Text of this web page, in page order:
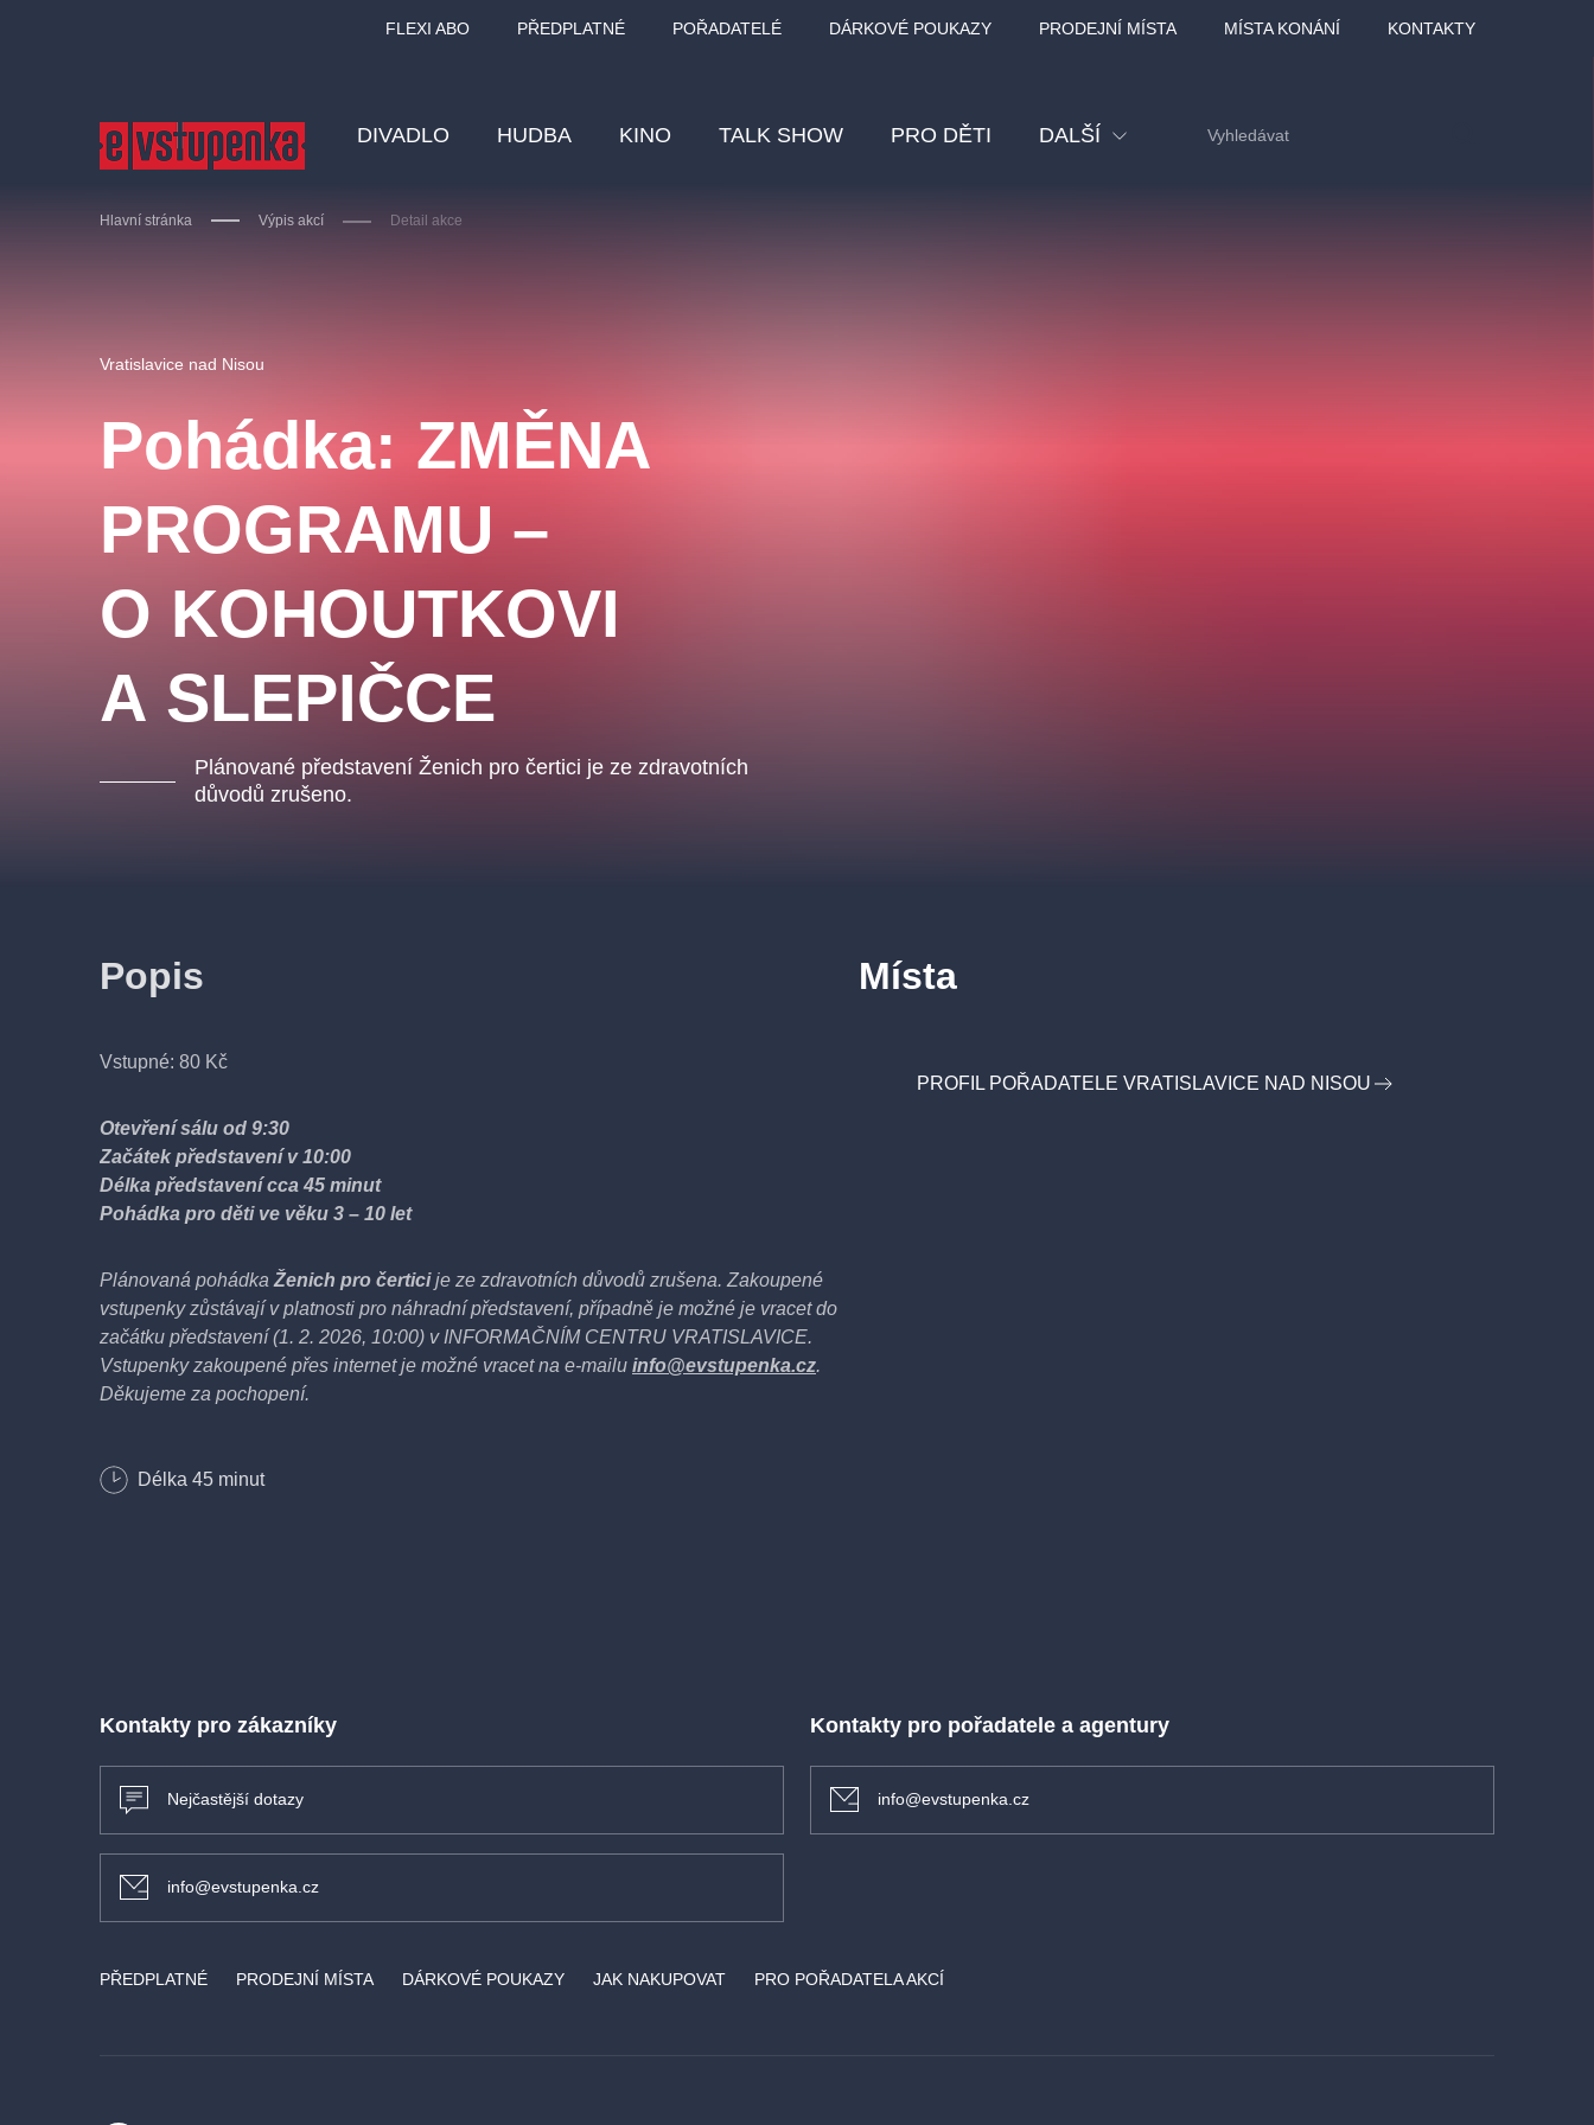
FLEXI ABO PŘEDPLATNÉ POŘADATELÉ DÁRKOVÉ POUKAZY PRODEJNÍ MÍSTA MÍSTA KONÁNÍ KONTAKTY
DIVADLO HUDBA KINO TALK SHOW PRO DĚTI DALŠÍ
Hlavní stránka Výpis akcí Detail akce
Vratislavice nad Nisou
Pohádka: ZMĚNA
PROGRAMU –
O KOHOUTKOVI
A SLEPIČCE
Plánované představení Ženich pro čertici je ze zdravotních
důvodů zrušeno.
Popis
Vstupné: 80 Kč
Otevření sálu od 9:30
Začátek představení v 10:00
Délka představení cca 45 minut
Pohádka pro děti ve věku 3 – 10 let
Plánovaná pohádka Ženich pro čerticije ze zdravotních důvodů zrušena. Zakoupené
vstupenky zůstávají v platnosti pro náhradní představení, případně je možné je vracet do
začátku představení (1. 2. 2026, 10:00) v INFORMAČNÍM CENTRU VRATISLAVICE.
Vstupenky zakoupené přes internet je možné vracet na e-mailu info@evstupenka.cz.
Děkujeme za pochopení.
a o obětavé slepičce, která nakonec přivede kohoutka k rozumu.
Délka 45 minut
Místa
PROFIL POŘADATELE VRATISLAVICE NAD NISOU
Kontakty pro zákazníky
Nejčastější dotazy
info@evstupenka.cz
Kontakty pro pořadatele a agentury
info@evstupenka.cz
PŘEDPLATNÉ PRODEJNÍ MÍSTA DÁRKOVÉ POUKAZY JAK NAKUPOVAT PRO POŘADATELA AKCÍ
divadlo premiéra klasickáhudba